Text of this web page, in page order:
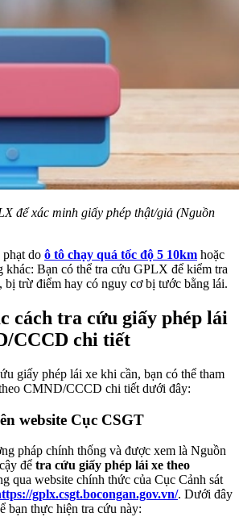
để xác minh giấy phép thật/giả (Nguồn
do ô tô chạy quá tốc độ 5 10km hoặc
khác: Bạn có thể tra cứu GPLX để kiểm tra
bị trừ điểm hay có nguy cơ bị tước bằng lái.
cách tra cứu giấy phép lái
CCCD chi tiết
giấy phép lái xe khi cần, bạn có thể tham
CMND/CCCD chi tiết dưới đây:
website Cục CSGT
pháp chính thống và được xem là Nguồn
để tra cứu giấy phép lái xe theo
qua website chính thức của Cục Cảnh sát
gplx.csgt.bocongan.gov.vn/. Dưới đây
bạn thực hiện tra cứu này: